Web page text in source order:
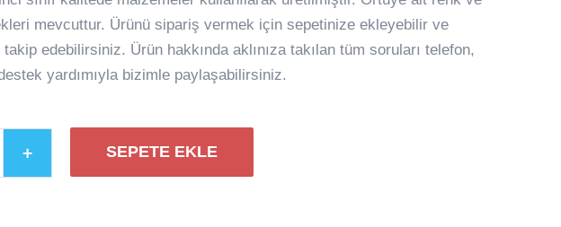
mevcuttur. Ürünü sipariş vermek için sepetinize ekleyebilir ve
takip edebilirsiniz. Ürün hakkında aklınıza takılan tüm soruları telefon,
yardımıyla bizimle paylaşabilirsiniz.
SEPETE EKLE